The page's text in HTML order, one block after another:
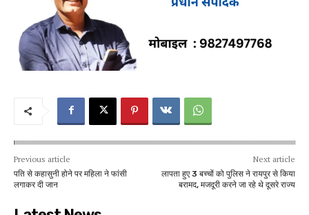
Previous article
पति से कहासुनी होने पर महिला ने फांसी
लगाकर दी जान
Next article
लापता हुए 3 बच्चों को पुलिस ने रायपुर से किया
बरामद, मजदूरी करने जा रहे थे दूसरे राज्य